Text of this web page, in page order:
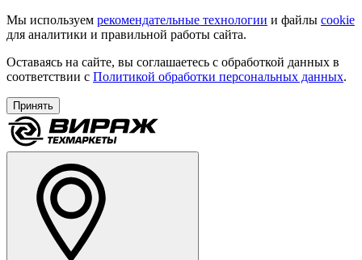
Мы используем рекомендательные технологии и файлы cookie
для аналитики и правильной работы сайта.
Оставаясь на сайте, вы соглашаетесь с обработкой данных в
соответствии с Политикой обработки персональных данных.
Принять